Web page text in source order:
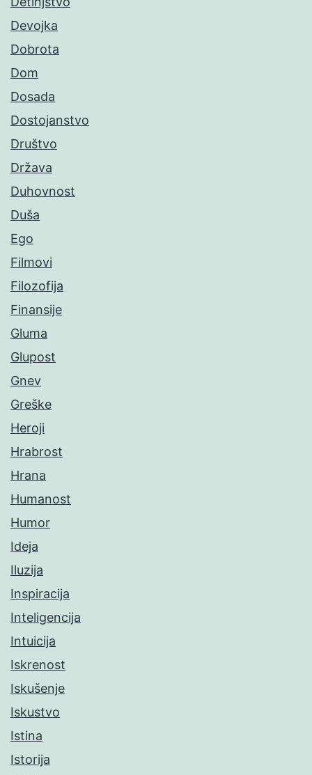
Devojka
Dobrota
Dom
Dosada
Dostojanstvo
Društvo
Država
Duhovnost
Duša
Ego
Filmovi
Filozofija
Finansije
Gluma
Glupost
Gnev
Greške
Heroji
Hrabrost
Hrana
Humanost
Humor
Ideja
Iluzija
Inspiracija
Inteligencija
Intuicija
Iskrenost
Iskušenje
Iskustvo
Istina
Istorija